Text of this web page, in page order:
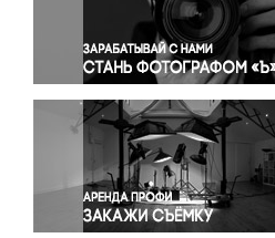
Правосудие
Происшествия и
Религия
Светская жизнь
Спорт
Экология
Экономика и бизнес